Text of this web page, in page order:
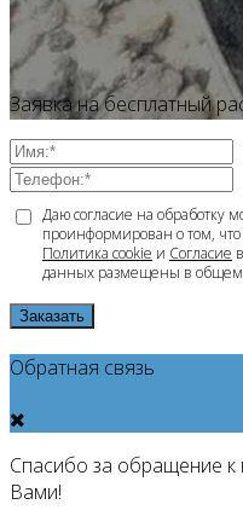
Заявка на бесплатный
Даю согласие на обработку
проинформирован о том, что
Политика cookie и Согласие
данных размещены в общем
Заказать
Обратная связь
Спасибо за обращение
Вами!